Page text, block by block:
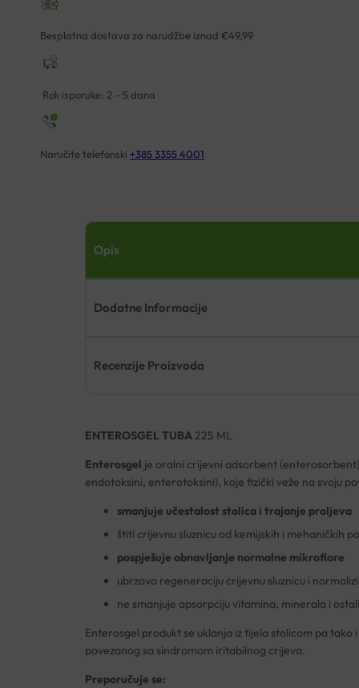
količina
Besplatna dostava za narudžbe iznad €49,99
Rok isporuke: 2 – 5 dana
Naručite telefonski +385 3355 4001
Opis
Dodatne Informacije
Recenzije Proizvoda
ENTEROSGEL TUBA225 ML
Enterosgel je oralni crijevni adsorbent
endotoksini, enterotoksini), koje fizički veže na svoju
smanjuje učestalost stolica i trajanje proljeva
štiti crijevnu sluznicu od kemijskih i mehaničkih
pospješuje obnavljanje normalne mikroflore
ubrzava regeneraciju crijevnu sluznicu i
ne smanjuje apsorpciju vitamina, minerala i
Enterosgel produkt se uklanja iz tijela stolicom pa
povezanog sa sindromom iritabilnog crijeva.
Preporučuje se: